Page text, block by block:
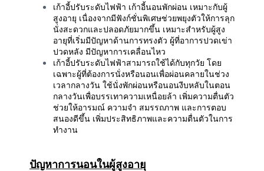
เก้าอี้ปรับระดับไฟฟ้า เก้าอี้นอนพักผ่อน เหมาะกับผู้
สูงอายุ เนื่องจากมีฟังก์ชั่นพิเศษช่วยพยุงตัวให้การลุก
นั่งสะดวกและปลอดภัยมากขึ้น เหมาะสำหรับผู้สูง
อายุที่เริ่มมีปัญหาด้านการทรงตัว ผู้ที่อาการปวดเข่า
ปวดหลัง มีปัญหาการเคลื่อนไหว
เก้าอี้ปรับระดับไฟฟ้าสามารถใช้ได้กับทุกวัย โดย
เฉพาะผู้ที่ต้องการนั่งหรือนอนเพื่อผ่อนคลายในช่วง
เวลากลางวัน ใช้นั่งพักผ่อนหรือนอนงีบหลับในตอน
กลางวันเพื่อบรรเทาความเหนื่อยล้า เพิ่มความตื่นตัว
ช่วยให้อารมณ์ ความจำ สมรรถภาพ และการตอบ
สนองดีขึ้น เพิ่มประสิทธิภาพและความตื่นตัวในการ
ทำงาน
ปัญหาการนอนในผู้สูงอายุ